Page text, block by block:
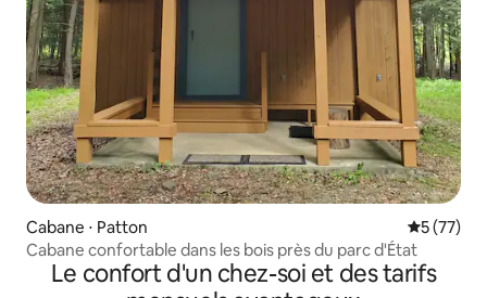
Cabane ⋅ Patton
5 (77)
Cabane confortable dans les bois près du parc d'État
Le confort d'un chez-soi et des tarifs